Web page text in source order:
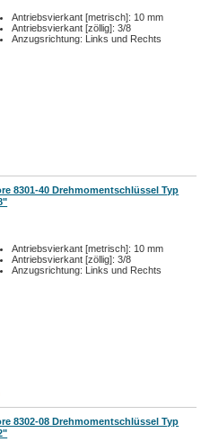
Antriebsvierkant [metrisch]: 10 mm
Antriebsvierkant [zöllig]: 3/8
Anzugsrichtung: Links und Rechts
8301-40 Drehmomentschlüssel Typ
Antriebsvierkant [metrisch]: 10 mm
Antriebsvierkant [zöllig]: 3/8
Anzugsrichtung: Links und Rechts
8302-08 Drehmomentschlüssel Typ